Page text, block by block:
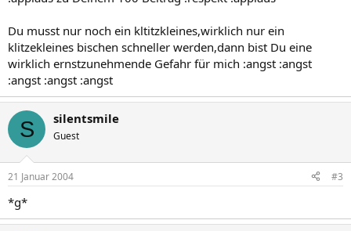
Du musst nur noch ein kltitzkleines,wirklich nur ein
klitzekleines bischen schneller werden,dann bist Du eine
wirklich ernstzunehmende Gefahr für mich :angst :angst
:angst :angst :angst
S silentsmile
Guest
21 Januar 2004 #3
*g*